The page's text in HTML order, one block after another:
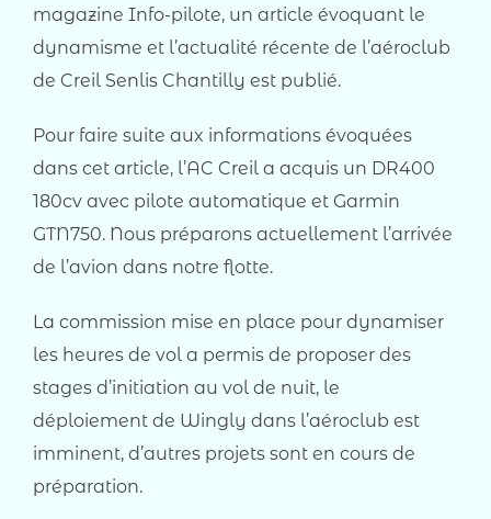
magazine Info-pilote, un article évoquant le
dynamisme et l’actualité récente de l’aéroclub
de Creil Senlis Chantilly est publié.
Pour faire suite aux informations évoquées
dans cet article, l’AC Creil a acquis un DR400
180cv avec pilote automatique et Garmin
GTN750. Nous préparons actuellement l’arrivée
de l’avion dans notre flotte.
La commission mise en place pour dynamiser
les heures de vol a permis de proposer des
stages d’initiation au vol de nuit, le
déploiement de Wingly dans l’aéroclub est
imminent, d’autres projets sont en cours de
préparation.